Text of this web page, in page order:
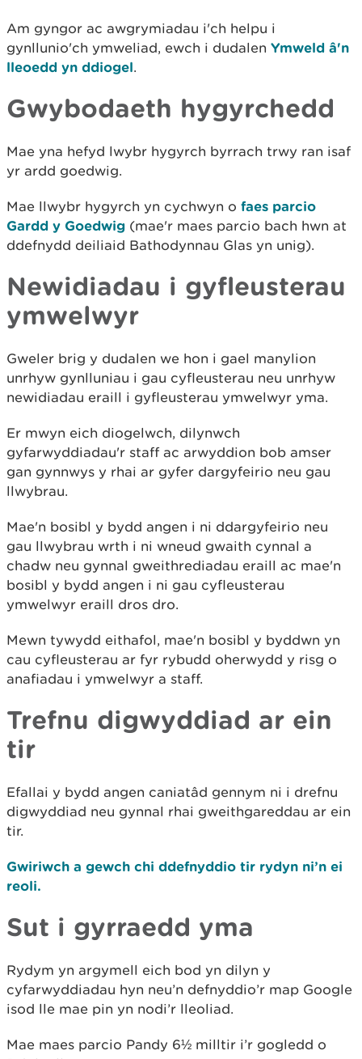
Am gyngor ac awgrymiadau i'ch helpu i
gynllunio'ch ymweliad, ewch i dudalen Ymweld â'n
lleoedd yn ddiogel.
Gwybodaeth hygyrchedd
Mae yna hefyd lwybr hygyrch byrrach trwy ran isaf
yr ardd goedwig.
Mae llwybr hygyrch yn cychwyn o faes parcio
Gardd y Goedwig (mae'r maes parcio bach hwn at
ddefnydd deiliaid Bathodynnau Glas yn unig).
Newidiadau i gyfleusterau
ymwelwyr
Gweler brig y dudalen we hon i gael manylion
unrhyw gynlluniau i gau cyfleusterau neu unrhyw
newidiadau eraill i gyfleusterau ymwelwyr yma.
Er mwyn eich diogelwch, dilynwch
gyfarwyddiadau'r staff ac arwyddion bob amser
gan gynnwys y rhai ar gyfer dargyfeirio neu gau
llwybrau.
Mae'n bosibl y bydd angen i ni ddargyfeirio neu
gau llwybrau wrth i ni wneud gwaith cynnal a
chadw neu gynnal gweithrediadau eraill ac mae'n
bosibl y bydd angen i ni gau cyfleusterau
ymwelwyr eraill dros dro.
Mewn tywydd eithafol, mae'n bosibl y byddwn yn
cau cyfleusterau ar fyr rybudd oherwydd y risg o
anafiadau i ymwelwyr a staff.
Trefnu digwyddiad ar ein
tir
Efallai y bydd angen caniatâd gennym ni i drefnu
digwyddiad neu gynnal rhai gweithgareddau ar ein
tir.
Gwiriwch a gewch chi ddefnyddio tir rydyn ni’n ei
reoli.
Sut i gyrraedd yma
Rydym yn argymell eich bod yn dilyn y
cyfarwyddiadau hyn neu’n defnyddio’r map Google
isod lle mae pin yn nodi’r lleoliad.
Mae maes parcio Pandy 6½ milltir i’r gogledd o